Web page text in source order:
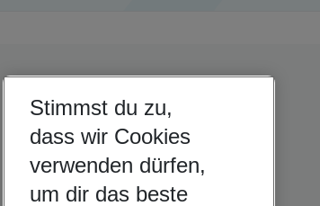
Stimmst du zu,
dass wir Cookies
verwenden dürfen,
um dir das beste